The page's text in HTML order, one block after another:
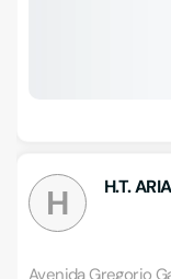
H H.T.
Avenida Gregorio